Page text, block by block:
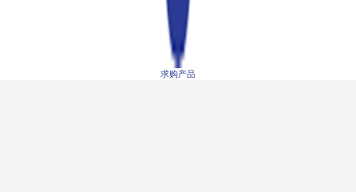
求购产品